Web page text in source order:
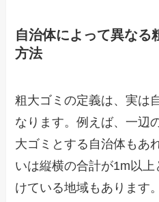
自治体によって異なる
方法
粗大ゴミの定義は、実は
なります。例えば、一辺
大ゴミとする自治体もあ
いは縦横の合計が1m以
けている地域もあります